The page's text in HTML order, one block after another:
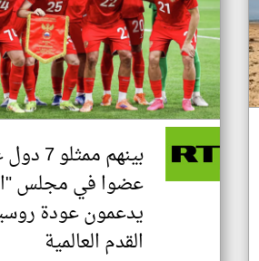
عضوا في مجلس
يدعمون عودة
القدم العالمية